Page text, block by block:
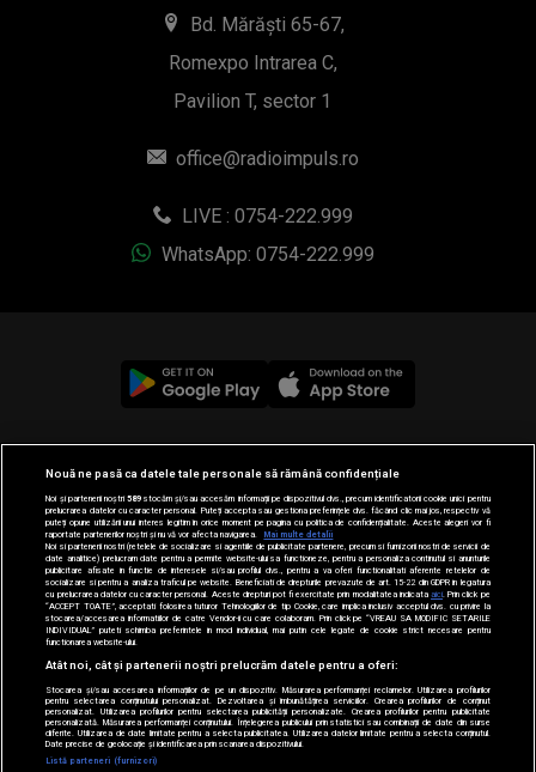
Bd. Mărăști 65-67,
Romexpo Intrarea C,
Pavilion T, sector 1
office@radioimpuls.ro
LIVE : 0754-222.999
WhatsApp: 0754-222.999
© 2019-2026 DOGAN MEDIA INTERNATIONAL SA, Toate
drepturile rezervate.
Nouă ne pasă ca datele tale personale să rămână confidențiale
Noi și partenerii noștri589stocăm și/sau accesăm informații pe dispozitivul dvs., precum identificatorii cookie unici pentru
prelucrarea datelor cu caracter personal. Puteți accepta sau gestiona preferințele dvs. făcând clic mai jos, respectiv vă
puteți opune utilizării unui interes legitim în orice moment pe pagina cu politica de confidențialitate. Aceste alegeri vor fi
raportate partenerilor noștri și nu vă vor afecta navigarea.
Mai multe detalii
Noi si partenerii nostri (retelele de socializare si agentiile de publicitate partenere, precum si furnizorii nostri de servicii de
date analitice) prelucram date pentru a permite website-ului sa functioneze, pentru a personaliza continutul si anunturile
publicitare afisate in functie de interesele si/sau profilul dvs., pentru a va oferi functionalitati aferente retelelor de
socializare si pentru a analiza traficul pe website. Beneficiati de drepturile prevazute de art. 15-22 din GDPR in legatura
cu prelucrarea datelor cu caracter personal. Aceste drepturi pot fi exercitate prin modalitatea indicataaici . Prin click pe
“ACCEPT TOATE”, acceptati folosirea tuturor Tehnologiilor de tip Cookie, care implica inclusiv acceptul dvs. cu privire la
stocarea/accesarea informatiilor de catre Vendor-ii cu care colaboram. Prin click pe “VREAU SA MODIFIC SETARILE
INDIVIDUAL” puteti schimba preferintele in mod individual, mai putin cele legate de cookie strict necesare pentru
functionarea website-ului.
Atât noi, cât și partenerii noștri prelucrăm datele pentru a oferi:
Stocarea și/sau accesarea informațiilor de pe un dispozitiv. Măsurarea performanței reclamelor. Utilizarea profilurilor
pentru selectarea conținutului personalizat. Dezvoltarea și îmbunătățirea serviciilor. Crearea profilurilor de conținut
personalizat. Utilizarea profilurilor pentru selectarea publicității personalizate. Crearea profilurilor pentru publicitate
personalizată. Măsurarea performanței conținutului. Înțelegerea publicului prin statistici sau combinații de date din surse
diferite. Utilizarea de date limitate pentru a selecta publicitatea. Utilizarea datelor limitate pentru a selecta conținutul.
Date precise de geolocație și identificarea prin scanarea dispozitivului.
Listă parteneri (furnizori)